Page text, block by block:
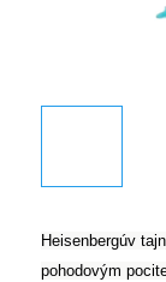
Heisenbergúv
pohodovým